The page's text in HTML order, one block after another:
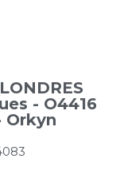
- O4416
Orkyn